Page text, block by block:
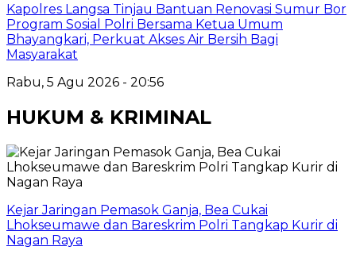
Kapolres Langsa Tinjau Bantuan Renovasi Sumur Bor
Program Sosial Polri Bersama Ketua Umum
Bhayangkari, Perkuat Akses Air Bersih Bagi
Masyarakat
Rabu, 5 Agu 2026 - 20:56
HUKUM & KRIMINAL
Kejar Jaringan Pemasok Ganja, Bea Cukai
Lhokseumawe dan Bareskrim Polri Tangkap Kurir di
Nagan Raya